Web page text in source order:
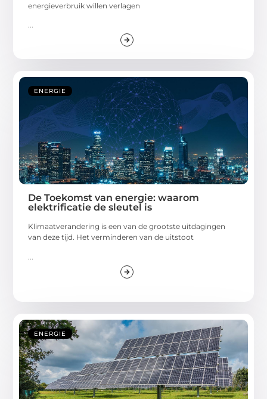
energieverbruik willen verlagen
...
ENERGIE
De Toekomst van energie: waarom
elektrificatie de sleutel is
Klimaatverandering is een van de grootste uitdagingen
van deze tijd. Het verminderen van de uitstoot
ENERGIE